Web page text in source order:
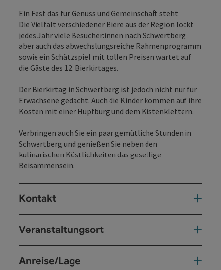
Ein Fest das für Genuss und Gemeinschaft steht
Die Vielfalt verschiedener Biere aus der Region lockt
jedes Jahr viele Besucher:innen nach Schwertberg
aber auch das abwechslungsreiche Rahmenprogramm
sowie ein Schätzspiel mit tollen Preisen wartet auf
die Gäste des 12. Bierkirtages.
Der Bierkirtag in Schwertberg ist jedoch nicht nur für
Erwachsene gedacht. Auch die Kinder kommen auf ihre
Kosten mit einer Hüpfburg und dem Kistenklettern.
Verbringen auch Sie ein paar gemütliche Stunden in
Schwertberg und genießen Sie neben den
kulinarischen Köstlichkeiten das gesellige
Beisammensein.
Kontakt
Veranstaltungsort
Anreise/Lage